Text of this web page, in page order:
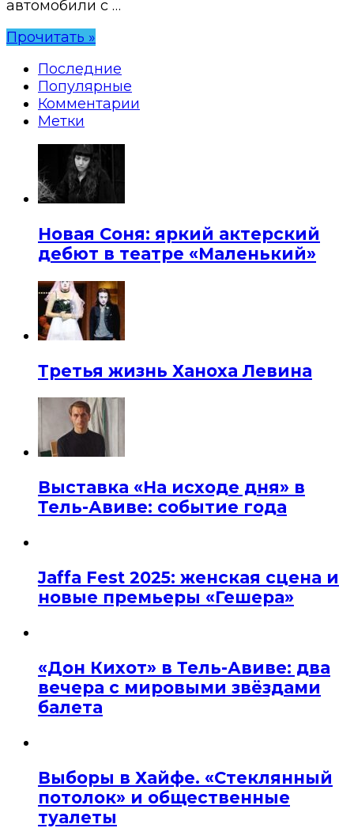
автомобили с …
Прочитать »
Последние
Популярные
Комментарии
Метки
Новая Соня: яркий актерский
дебют в театре «Маленький»
Третья жизнь Ханоха Левина
Выставка «На исходе дня» в
Тель-Авиве: событие года
Jaffa Fest 2025: женская сцена и
новые премьеры «Гешера»
«Дон Кихот» в Тель-Авиве: два
вечера с мировыми звёздами
балета
Выборы в Хайфе. «Стеклянный
потолок» и общественные
туалеты